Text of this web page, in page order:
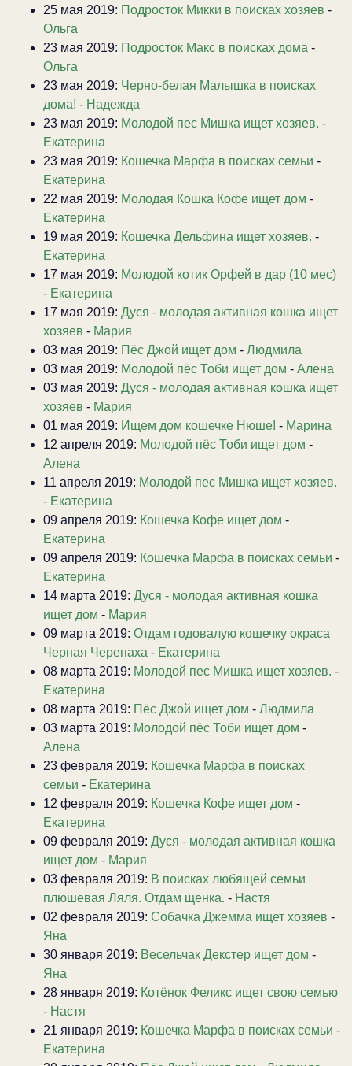
25 мая 2019: Подросток Микки в поисках хозяев -
Ольга
23 мая 2019: Подросток Макс в поисках дома -
Ольга
23 мая 2019: Черно-белая Малышка в поисках
дома! - Надежда
23 мая 2019: Молодой пес Мишка ищет хозяев. -
Екатерина
23 мая 2019: Кошечка Марфа в поисках семьи -
Екатерина
22 мая 2019: Молодая Кошка Кофе ищет дом -
Екатерина
19 мая 2019: Кошечка Дельфина ищет хозяев. -
Екатерина
17 мая 2019: Молодой котик Орфей в дар (10 мес)
- Екатерина
17 мая 2019: Дуся - молодая активная кошка ищет
хозяев - Мария
03 мая 2019: Пёс Джой ищет дом - Людмила
03 мая 2019: Молодой пёс Тоби ищет дом - Алена
03 мая 2019: Дуся - молодая активная кошка ищет
хозяев - Мария
01 мая 2019: Ищем дом кошечке Нюше! - Марина
12 апреля 2019: Молодой пёс Тоби ищет дом -
Алена
11 апреля 2019: Молодой пес Мишка ищет хозяев.
- Екатерина
09 апреля 2019: Кошечка Кофе ищет дом -
Екатерина
09 апреля 2019: Кошечка Марфа в поисках семьи -
Екатерина
14 марта 2019: Дуся - молодая активная кошка
ищет дом - Мария
09 марта 2019: Отдам годовалую кошечку окраса
Черная Черепаха - Екатерина
08 марта 2019: Молодой пес Мишка ищет хозяев. -
Екатерина
08 марта 2019: Пёс Джой ищет дом - Людмила
03 марта 2019: Молодой пёс Тоби ищет дом -
Алена
23 февраля 2019: Кошечка Марфа в поисках
семьи - Екатерина
12 февраля 2019: Кошечка Кофе ищет дом -
Екатерина
09 февраля 2019: Дуся - молодая активная кошка
ищет дом - Мария
03 февраля 2019: В поисках любящей семьи
плюшевая Ляля. Отдам щенка. - Настя
02 февраля 2019: Собачка Джемма ищет хозяев -
Яна
30 января 2019: Весельчак Декстер ищет дом -
Яна
28 января 2019: Котёнок Феликс ищет свою семью
- Настя
21 января 2019: Кошечка Марфа в поисках семьи -
Екатерина